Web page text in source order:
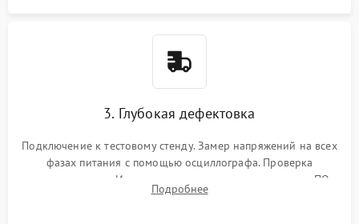
3. Глубокая дефектовка
Подключение к тестовому стенду. Замер напряжений на всех
фазах питания с помощью осциллографа. Проверка
инициализации. Использование специализированного ПО
MATS
Подробнее